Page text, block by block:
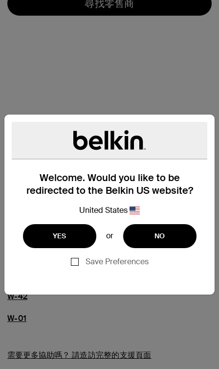
Welcome. Would you like to be
redirected to the Belkin US website?
United States
YES or NO
Save Preferences
尋找零售商
常見問題
W-42
W-01
需要更多協助嗎？ 請造訪完整的支援頁面